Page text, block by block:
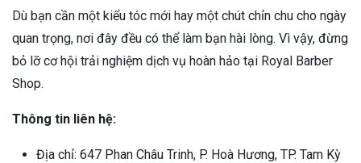
Dù bạn cần một kiểu tóc mới hay một chút chỉn chu cho ngày
quan trọng, nơi đây đều có thể làm bạn hài lòng. Vì vậy, đừng
bỏ lỡ cơ hội trải nghiệm dịch vụ hoàn hảo tại Royal Barber
Shop.
Thông tin liên hệ:
Địa chỉ: 647 Phan Châu Trinh, P. Hoà Hương, TP. Tam Kỳ